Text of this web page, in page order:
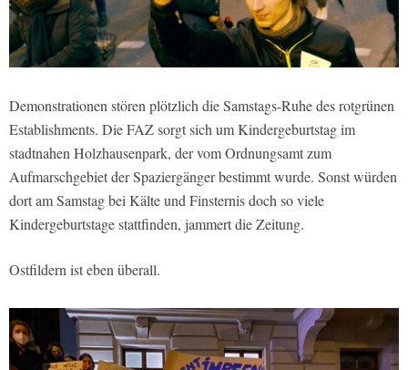
Demonstrationen stören plötzlich die Samstags-Ruhe des rotgrünen
Establishments. Die FAZ sorgt sich um Kindergeburtstag im
stadtnahen Holzhausenpark, der vom Ordnungsamt zum
Aufmarschgebiet der Spaziergänger bestimmt wurde. Sonst würden
dort am Samstag bei Kälte und Finsternis doch so viele
Kindergeburtstage stattfinden, jammert die Zeitung.
Ostfildern ist eben überall.